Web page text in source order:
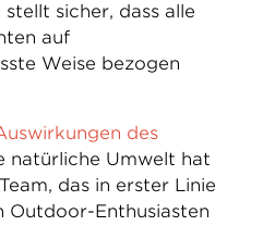
sicher, dass alle
auf
Weise bezogen
des
natürliche Umwelt hat
das in erster Linie
Outdoor-Enthusiasten